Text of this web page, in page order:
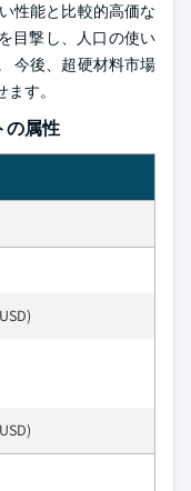
性能と比較的高価な
目撃し、人口の使い
今後、超硬材料市場
す。
の属性